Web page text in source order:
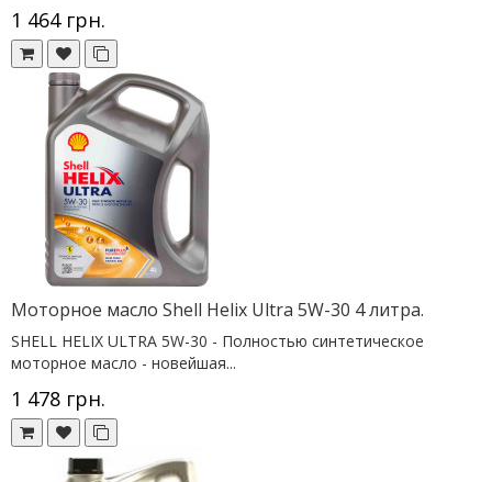
1 464 грн.
Моторное масло Shell Helix Ultra 5W-30 4 литра.
SHELL HELIX ULTRA 5W-30 - Полностью синтетическое
моторное масло - новейшая...
1 478 грн.